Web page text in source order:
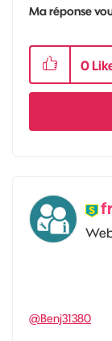
Ma réponse
0
@Benj31380